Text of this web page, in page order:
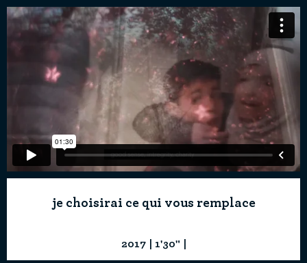
je choisirai ce qui vous remplace
2017 | 1'30" |